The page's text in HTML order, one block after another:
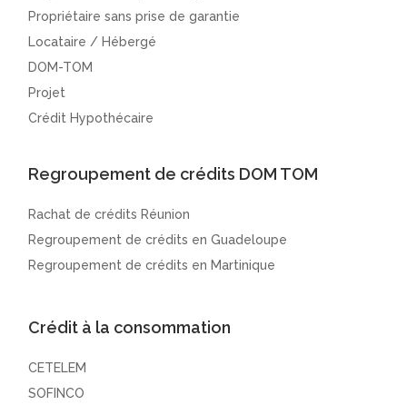
Propriétaire sans prise de garantie
Locataire / Hébergé
DOM-TOM
Projet
Crédit Hypothécaire
Regroupement de crédits DOM TOM
Rachat de crédits Réunion
Regroupement de crédits en Guadeloupe
Regroupement de crédits en Martinique
Crédit à la consommation
CETELEM
SOFINCO